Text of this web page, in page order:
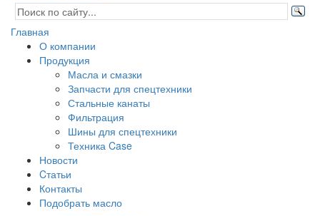
Главная
О компании
Продукция
Масла и смазки
Запчасти для спецтехники
Стальные канаты
Фильтрация
Шины для спецтехники
Техника Case
Новости
Cтатьи
Контакты
Подобрать масло